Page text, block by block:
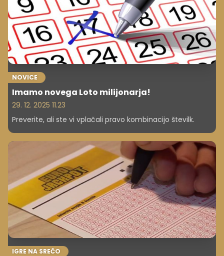
NOVICE
Imamo novega Loto milijonarja!
29. 12. 2025 11.23
Preverite, ali ste vi vplačali pravo kombinacijo številk.
IGRE NA SREČO